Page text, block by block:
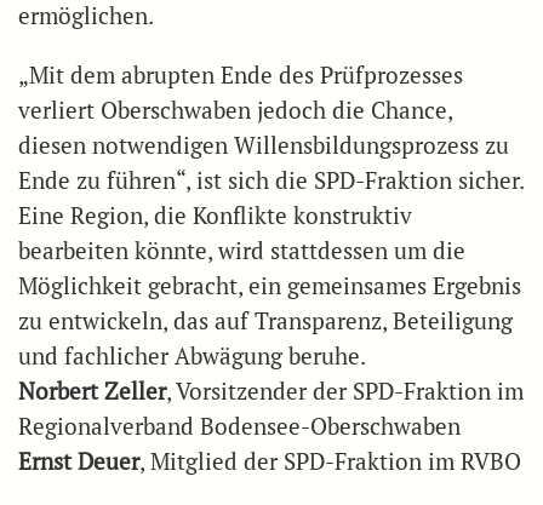
ermöglichen.
„Mit dem abrupten Ende des Prüfprozesses
verliert Oberschwaben jedoch die Chance,
diesen notwendigen Willensbildungsprozess zu
Ende zu führen“, ist sich die SPD-Fraktion sicher.
Eine Region, die Konflikte konstruktiv
bearbeiten könnte, wird stattdessen um die
Möglichkeit gebracht, ein gemeinsames Ergebnis
zu entwickeln, das auf Transparenz, Beteiligung
und fachlicher Abwägung beruhe.
Norbert Zeller, Vorsitzender der SPD-Fraktion im
Regionalverband Bodensee-Oberschwaben
Ernst Deuer, Mitglied der SPD-Fraktion im RVBO